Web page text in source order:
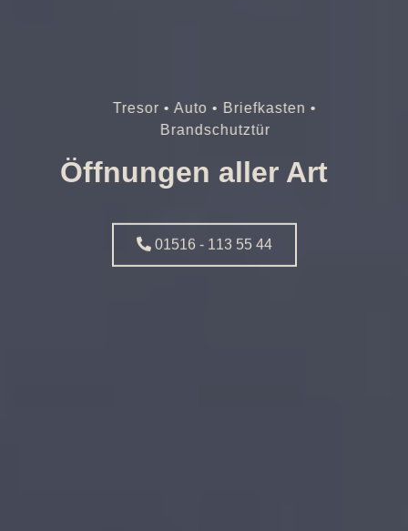
Tresor • Auto • Briefkasten •
Brandschutztür
Öffnungen aller Art
01516 - 113 55 44